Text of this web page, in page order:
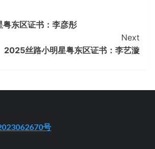
东区证书：李彦彤
Next
2025丝路小明星粤东区证书：李艺漩
号